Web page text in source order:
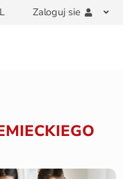
Zaloguj sie